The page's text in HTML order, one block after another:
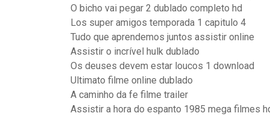
O bicho vai pegar 2 dublado completo hd
Los super amigos temporada 1 capitulo 4
Tudo que aprendemos juntos assistir online
Assistir o incrível hulk dublado
Os deuses devem estar loucos 1 download
Ultimato filme online dublado
A caminho da fe filme trailer
Assistir a hora do espanto 1985 mega filmes